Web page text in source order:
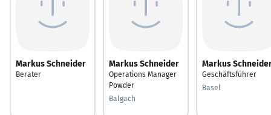
Markus Schneider
Berater
Markus Schneider
Operations Manager
Powder
Balgach
Markus
Geschäftsführer
Basel